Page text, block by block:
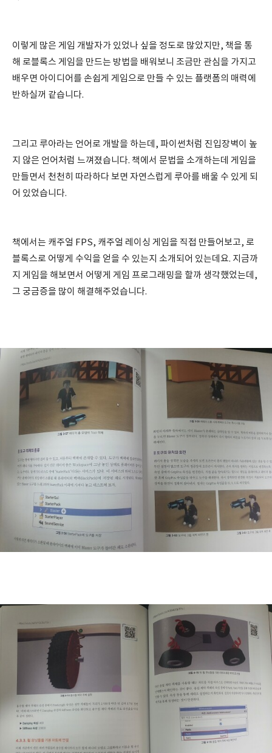
이렇게 많은 게임 개발자가 있었나 싶을 정도로 많았지만, 책을 통
해 로블록스 게임을 만드는 방법을 배워보니 조금만 관심을 가지고
배우면 아이디어를 손쉽게 게임으로 만들 수 있는 플랫폼의 매력에
반하실꺼 같습니다.
그리고 루아라는 언어로 개발을 하는데, 파이썬처럼 진입장벽이 높
지 않은 언어처럼 느껴졌습니다. 책에서 문법을 소개하는데 게임을
만들면서 천천히 따라하다 보면 자연스럽게 루아를 배울 수 있게 되
어 있었습니다.
책에서는 캐주얼 FPS, 캐주얼 레이싱 게임을 직접 만들어보고, 로
블록스로 어떻게 수익을 얻을 수 있는지 소개되어 있는데요. 지금까
지 게임을 해보면서 어떻게 게임 프로그래밍을 할까 생각했었는데,
그 궁금증을 많이 해결해주었습니다.